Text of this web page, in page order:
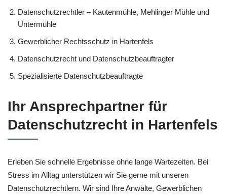
Datenschutzrechtler – Kautenmühle, Mehlinger Mühle und
Untermühle
Gewerblicher Rechtsschutz in Hartenfels
Datenschutzrecht und Datenschutzbeauftragter
Spezialisierte Datenschutzbeauftragte
Ihr Ansprechpartner für
Datenschutzrecht in Hartenfels
Erleben Sie schnelle Ergebnisse ohne lange Wartezeiten. Bei
Stress im Alltag unterstützen wir Sie gerne mit unseren
Datenschutzrechtlern. Wir sind Ihre Anwälte, Gewerblichen